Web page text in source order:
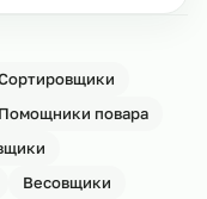
Помощники повара
Весовщики